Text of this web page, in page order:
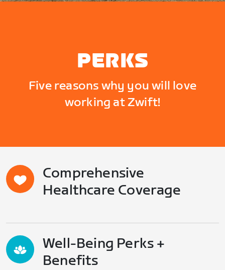
PERKS
Five reasons why you will love
working at Zwift!
Comprehensive
Healthcare Coverage
Well-Being Perks +
Benefits